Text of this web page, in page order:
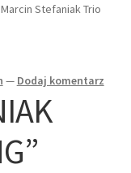
Marcin Stefaniak Trio
— Dodaj komentarz